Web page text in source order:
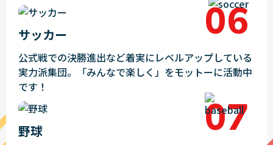
サッカー
公式戦での決勝進出など着実にレベルアップしている
実力派集団。「みんなで楽しく」をモットーに活動中
です！
野球